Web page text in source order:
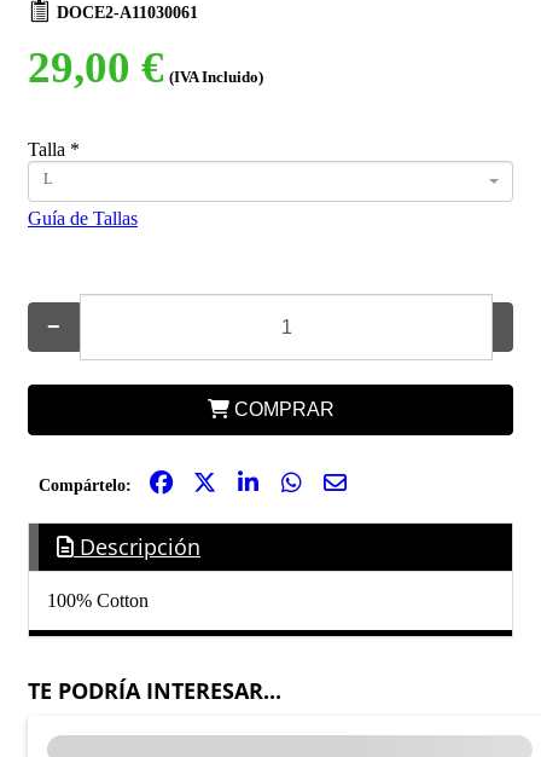
DOCE2-A11030061
29,00 € (IVA Incluido)
Talla *
L
Guía de Tallas
−
COMPRAR
Compártelo:
Descripción
100% Cotton
TE PODRÍA INTERESAR...